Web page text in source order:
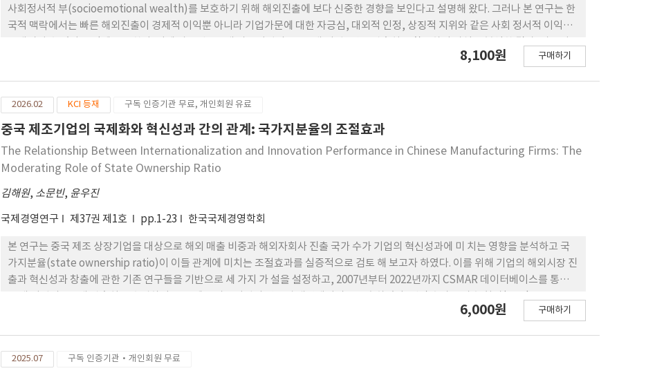
사회정서적 부(socioemotional wealth)를 보호하기 위해 해외진출에 보다 신중한 경향을 보인다고 설명해 왔다. 그러나 본 연구는 한
국적 맥락에서는 빠른 해외진출이 경제적 이익뿐 아니라 기업가문에 대한 자긍심, 대외적 인정, 상징적 지위와 같은 사회 정서적 이익을
분은 빠른 국제화와 양(+)의 관계를 보이는 것으로 나타났다. 또한 이러한 관계는 CEO가 창업자인 경우 더 강하게 나타나는 반면, 기업
른 국제화를 촉진할 수 있음을 시사한다. 끝으로 본 연구의 이론적 기여와 실무적 시사점을 논의한다.
8,100원 구매하기
2026.02 KCI 등재 구독 인증기관 무료, 개인회원 유료
중국 제조기업의 국제화와 혁신성과 간의 관계: 국가지분율의 조절효과
The Relationship Between Internationalization and Innovation Performance in Chinese Manufacturing Firms: The
Moderating Role of State Ownership Ratio
김해원, 소문빈, 윤우진
국제경영연구 제37권 제1호 pp.1-23 한국국제경영학회
본 연구는 중국 제조 상장기업을 대상으로 해외 매출 비중과 해외자회사 진출 국가 수가 기업의 혁신성과에 미 치는 영향을 분석하고 국
가지분율(state ownership ratio)이 이들 관계에 미치는 조절효과를 실증적으로 검토 해 보고자 하였다. 이를 위해 기업의 해외시장 진
출과 혁신성과 창출에 관한 기존 연구들을 기반으로 세 가지 가 설을 설정하고, 2007년부터 2022년까지 CSMAR 데이터베이스를 통해
effects Poisson regression)분석 결과, 해외 매출 비중과 해외자회사 진출 국가 수는 모두 기업의 혁신성과에 부정적인(-) 영향 을 미
논의하고 이에 대한 실증분석 결과를 제시함으로써 관련 정책 입안자 및 경영자들에게 국제화 전략 수립에 관한 실무적 시사점을 제공한
6,000원 구매하기
2025.07 구독 인증기관·개인회원 무료